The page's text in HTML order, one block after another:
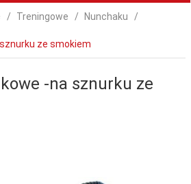
Treningowe Nunchaku
ze smokiem
-na sznurku ze